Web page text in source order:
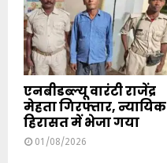
एनबीडब्ल्यू वारंटी राजेंद्र
मेहता गिरफ्तार, न्यायिक
हिरासत में भेजा गया
01/08/2026